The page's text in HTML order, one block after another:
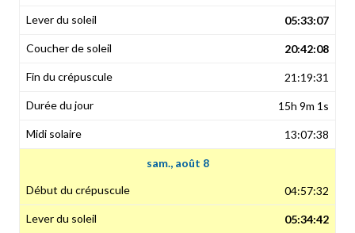
05:33:07
20:42:08
21:19:31
15h 9m 1s
13:07:38
sam., août 8
04:57:32
05:34:42